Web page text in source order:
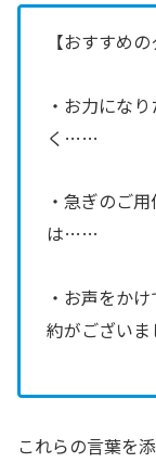
【おすすめ
・お力にな
く……
・急ぎのご
は……
・お声をか
約がござい
これらの言葉を